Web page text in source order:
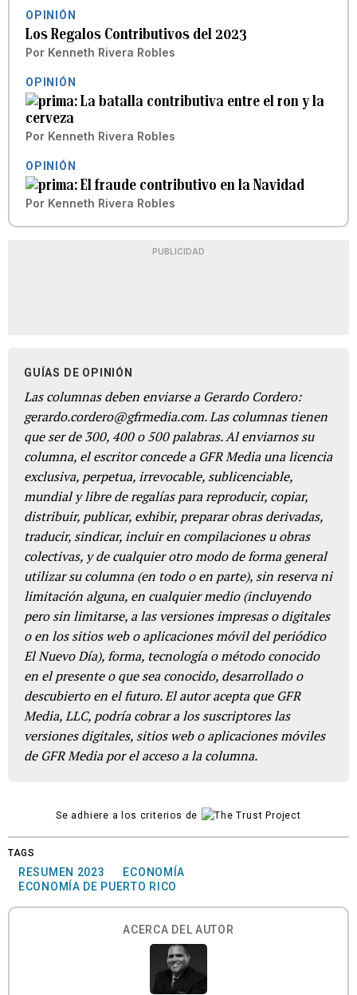
OPINIÓN
Los Regalos Contributivos del 2023
Por Kenneth Rivera Robles
OPINIÓN
La batalla contributiva entre el ron y la
cerveza
Por Kenneth Rivera Robles
OPINIÓN
El fraude contributivo en la Navidad
Por Kenneth Rivera Robles
PUBLICIDAD
GUÍAS DE OPINIÓN
Las columnas deben enviarse a Gerardo Cordero:
gerardo.cordero@gfrmedia.com. Las columnas tienen
que ser de 300, 400 o 500 palabras. Al enviarnos su
columna, el escritor concede a GFR Media una licencia
exclusiva, perpetua, irrevocable, sublicenciable,
mundial y libre de regalías para reproducir, copiar,
distribuir, publicar, exhibir, preparar obras derivadas,
traducir, sindicar, incluir en compilaciones u obras
colectivas, y de cualquier otro modo de forma general
utilizar su columna (en todo o en parte), sin reserva ni
limitación alguna, en cualquier medio (incluyendo
pero sin limitarse, a las versiones impresas o digitales
o en los sitios web o aplicaciones móvil del periódico
El Nuevo Día), forma, tecnología o método conocido
en el presente o que sea conocido, desarrollado o
descubierto en el futuro. El autor acepta que GFR
Media, LLC, podría cobrar a los suscriptores las
versiones digitales, sitios web o aplicaciones móviles
de GFR Media por el acceso a la columna.
Se adhiere a los criterios de
TAGS
RESUMEN 2023
ECONOMÍA
ECONOMÍA DE PUERTO RICO
ACERCA DEL AUTOR